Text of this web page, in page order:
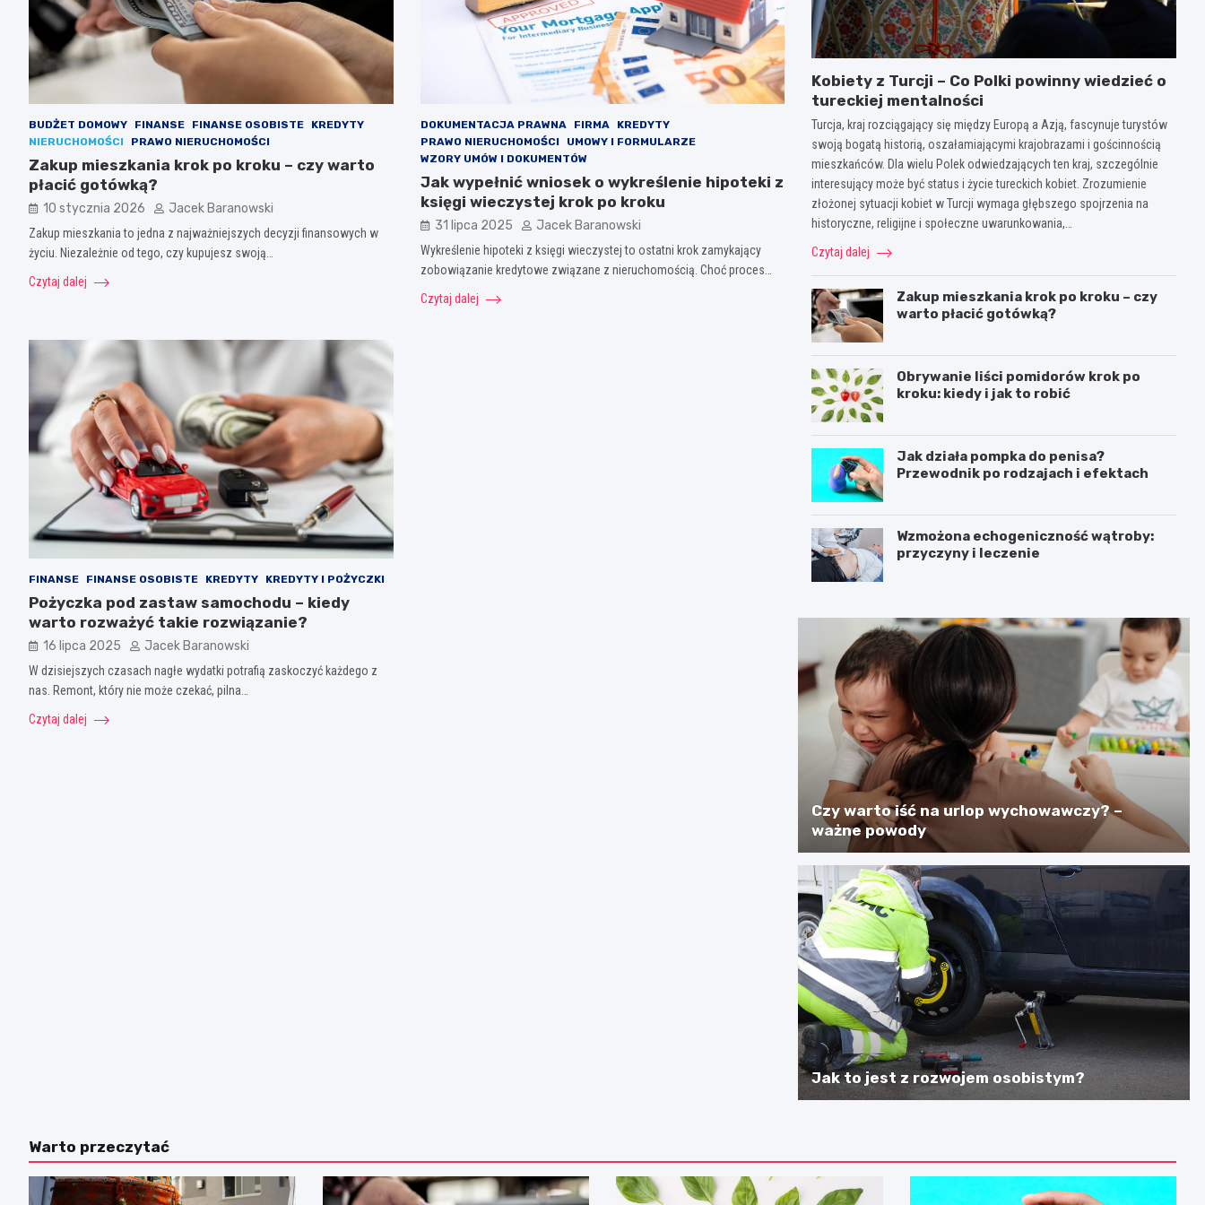
BUDŻET DOMOWY FINANSE FINANSE OSOBISTE
KREDYTY
NIERUCHOMOŚCI
PRAWO NIERUCHOMOŚCI
Zakup mieszkania krok po kroku – czy warto
płacić gotówką?
10 stycznia 2026 Jacek Baranowski
Zakup mieszkania to jedna z najważniejszych decyzji finansowych w
życiu. Niezależnie od tego, czy kupujesz swoją…
Czytaj dalej
DOKUMENTACJA PRAWNA FIRMA
KREDYTY
PRAWO NIERUCHOMOŚCI
UMOWY I FORMULARZE
WZORY UMÓW I DOKUMENTÓW
Jak wypełnić wniosek o wykreślenie hipoteki z
księgi wieczystej krok po kroku
31 lipca 2025 Jacek Baranowski
Wykreślenie hipoteki z księgi wieczystej to ostatni krok zamykający
zobowiązanie kredytowe związane z nieruchomością. Choć proces…
Czytaj dalej
FINANSE FINANSE OSOBISTE KREDYTY KREDYTY I POŻYCZKI
Pożyczka pod zastaw samochodu – kiedy
warto rozważyć takie rozwiązanie?
16 lipca 2025 Jacek Baranowski
W dzisiejszych czasach nagłe wydatki potrafią zaskoczyć każdego z
nas. Remont, który nie może czekać, pilna…
Czytaj dalej
Kobiety z Turcji – Co Polki powinny wiedzieć o
tureckiej mentalności
Turcja, kraj rozciągający się między Europą a Azją, fascynuje turystów
swoją bogatą historią, oszałamiającymi krajobrazami i gościnnością
mieszkańców. Dla wielu Polek odwiedzających ten kraj, szczególnie
interesujący może być status i życie tureckich kobiet. Zrozumienie
złożonej sytuacji kobiet w Turcji wymaga głębszego spojrzenia na
historyczne, religijne i społeczne uwarunkowania,…
Czytaj dalej
Zakup mieszkania krok po kroku – czy
warto płacić gotówką?
Obrywanie liści pomidorów krok po
kroku: kiedy i jak to robić
Jak działa pompka do penisa?
Przewodnik po rodzajach i efektach
Wzmożona echogeniczność wątroby:
przyczyny i leczenie
Czy warto iść na urlop wychowawczy? –
ważne powody
Jak to jest z rozwojem osobistym?
Warto przeczytać